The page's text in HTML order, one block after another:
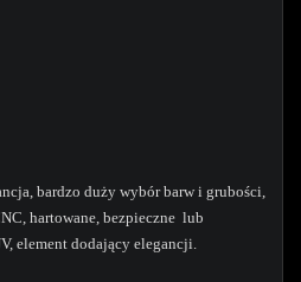
bardzo duży wybór barw i grubości,
hartowane, bezpieczne lub
element dodający elegancji.